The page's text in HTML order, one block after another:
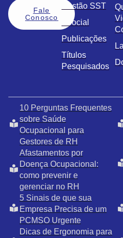
Fale
Conosco
Gestão SST
eSocial
Publicações
Títulos
Pesquisados
10 Perguntas Frequentes
sobre Saúde
Ocupacional para
Gestores de RH
Afastamentos por
Doença Ocupacional:
como prevenir e
gerenciar no RH
5 Sinais de que sua
Empresa Precisa de um
PCMSO Urgente
Dicas de Ergonomia para